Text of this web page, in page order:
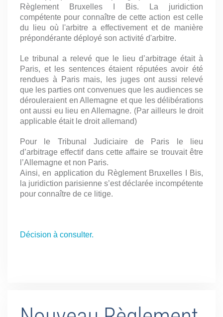
Règlement Bruxelles I Bis. La juridiction
compétente pour connaître de cette action est celle
du lieu où l'arbitre a effectivement et de manière
prépondérante déployé son activité d'arbitre.
Le tribunal a relevé que le lieu d’arbitrage était à
Paris, et les sentences étaient réputées avoir été
rendues à Paris mais, les juges ont aussi relevé
que les parties ont convenues que les audiences se
dérouleraient en Allemagne et que les délibérations
ont aussi eu lieu en Allemagne. (Par ailleurs le droit
applicable était le droit allemand)
Pour le Tribunal Judiciaire de Paris le lieu
d’arbitrage effectif dans cette affaire se trouvait être
l’Allemagne et non Paris.
Ainsi, en application du Règlement Bruxelles I Bis,
la juridiction parisienne s’est déclarée incompétente
pour connaître de ce litige.
Décision à consulter.